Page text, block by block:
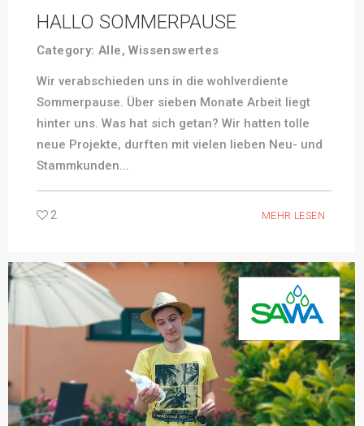
HALLO SOMMERPAUSE
Category:Alle,Wissenswertes
Wir verabschieden uns in die wohlverdiente
Sommerpause. Über sieben Monate Arbeit liegt
hinter uns. Was hat sich getan? Wir hatten tolle
neue Projekte, durften mit vielen lieben Neu- und
Stammkunden...
2 MEHR LESEN